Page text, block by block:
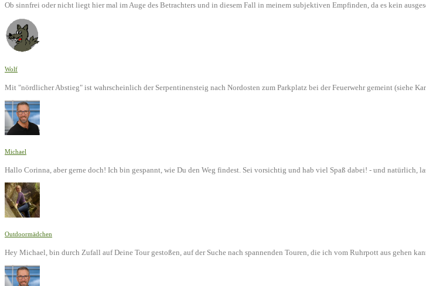
Ob sinnfrei oder nicht liegt hier mal im Auge des Betrachters und in diesem Fall in meinem subjektiven Empfinden, da es kein
Wolf
Mit "nördlicher Abstieg" ist wahrscheinlich der Serpentinensteig nach Nordosten zum Parkplatz bei der Feuerwehr gemeint (siehe
Michael
Hallo Corinna, aber gerne doch! Ich bin gespannt, wie Du den Weg findest. Sei vorsichtig und hab viel Spaß dabei! - und natürlich,
Outdoormädchen
Hey Michael, bin durch Zufall auf Deine Tour gestoßen, auf der Suche nach spannenden Touren, die ich vom Ruhrpott aus gehen